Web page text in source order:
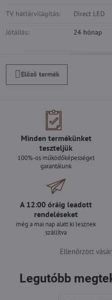
TV háttérvilágítás: Direct LED
Jótállás: 24 hónap
Előző termék
Minden termékünket
teszteljük
100%-os működőképességet
garantálunk
A 12:00 óráig leadott
rendeléseket
még a mai nap alatt ki lesznek
szállítva
Ellenőrzött
Legutóbb